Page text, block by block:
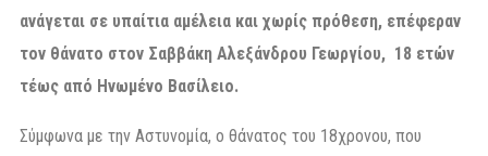
ανάγεται σε υπαίτια αμέλεια και χωρίς πρόθεση, επέφεραν
τον θάνατο στον Σαββάκη Αλεξάνδρου Γεωργίου, 18 ετών
τέως από Ηνωμένο Βασίλειο.
Σύμφωνα με την Αστυνομία, ο θάνατος του 18χρονου, που